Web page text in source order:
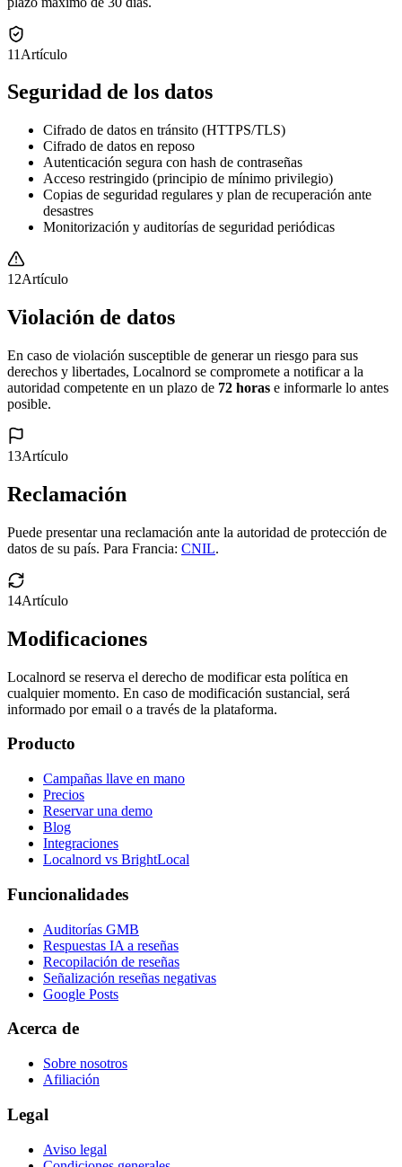
11 Artículo
Seguridad de los datos
Cifrado de datos en tránsito (HTTPS/TLS)
Cifrado de datos en reposo
Autenticación segura con hash de contraseñas
Acceso restringido (principio de mínimo privilegio)
Copias de seguridad regulares y plan de recuperación ante
desastres
Monitorización y auditorías de seguridad periódicas
12Artículo
Violación de datos
En caso de violación susceptible de generar un riesgo para sus
derechos y libertades, Localnord se compromete a notificar a la
autoridad competente en un plazo de 72 horas e informarle lo antes
posible.
13Artículo
Reclamación
Puede presentar una reclamación ante la autoridad de protección de
datos de su país. Para Francia: CNIL.
14Artículo
Modificaciones
Localnord se reserva el derecho de modificar esta política en
cualquier momento. En caso de modificación sustancial, será
informado por email o a través de la plataforma.
Producto
Campañas llave en mano
Precios
Reservar una demo
Blog
Integraciones
Localnord vs BrightLocal
Funcionalidades
Auditorías GMB
Respuestas IA a reseñas
Recopilación de reseñas
Señalización reseñas negativas
Google Posts
Acerca de
Sobre nosotros
Afiliación
Legal
Aviso legal